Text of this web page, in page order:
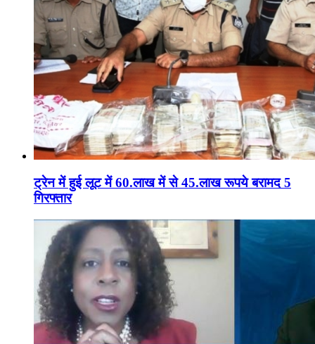
ट्रेन में हुई लूट में 60.लाख में से 45.लाख रूपये बरामद 5
गिरफ्तार